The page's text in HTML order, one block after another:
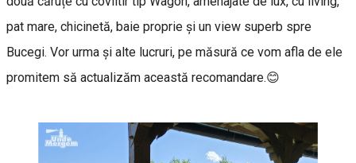
pat mare, chicinetă, baie proprie și un view superb spre
Bucegi. Vor urma și alte lucruri, pe măsură ce vom afla de ele
promitem să actualizăm această recomandare.😊